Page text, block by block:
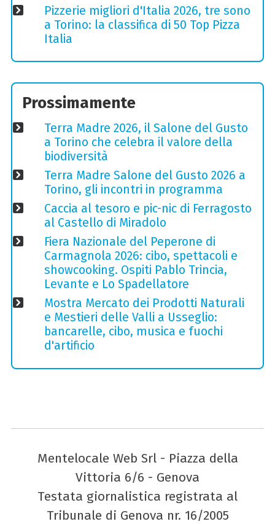
Pizzerie migliori d'Italia 2026, tre sono
a Torino: la classifica di 50 Top Pizza
Italia
Prossimamente
Terra Madre 2026, il Salone del Gusto
a Torino che celebra il valore della
biodiversità
Terra Madre Salone del Gusto 2026 a
Torino, gli incontri in programma
Caccia al tesoro e pic-nic di Ferragosto
al Castello di Miradolo
Fiera Nazionale del Peperone di
Carmagnola 2026: cibo, spettacoli e
showcooking. Ospiti Pablo Trincia,
Levante e Lo Spadellatore
Mostra Mercato dei Prodotti Naturali
e Mestieri delle Valli a Usseglio:
bancarelle, cibo, musica e fuochi
d'artificio
Mentelocale Web Srl - Piazza della
Vittoria 6/6 - Genova
Testata giornalistica registrata al
Tribunale di Genova nr. 16/2005